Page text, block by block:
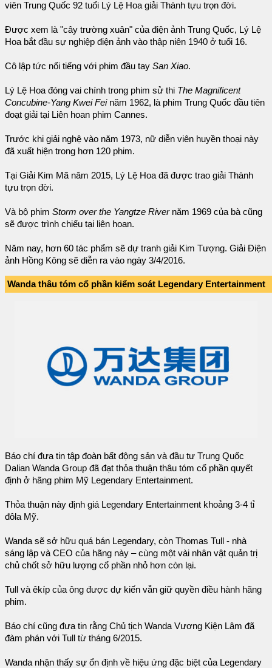
viên Trung Quốc 92 tuổi Lý Lệ Hoa giải Thành tựu trọn đời.
Được xem là "cây trường xuân" của điện ảnh Trung Quốc, Lý Lệ
Hoa bắt đầu sự nghiệp điện ảnh vào thập niên 1940 ở tuổi 16.
Cô lập tức nổi tiếng với phim đầu tay San Xiao.
Lý Lệ Hoa đóng vai chính trong phim sử thi The Magnificent
Concubine-Yang Kwei Feinăm 1962, là phim Trung Quốc đầu tiên
đoạt giải tại Liên hoan phim Cannes.
Trước khi giải nghệ vào năm 1973, nữ diễn viên huyền thoại này
đã xuất hiện trong hơn 120 phim.
Tại Giải Kim Mã năm 2015, Lý Lệ Hoa đã được trao giải Thành
tựu trọn đời.
Và bộ phim Storm over the Yangtze River năm 1969 của bà cũng
sẽ được trình chiếu tại liên hoan.
Năm nay, hơn 60 tác phẩm sẽ dự tranh giải Kim Tượng. Giải Điện
ảnh Hồng Kông sẽ diễn ra vào ngày 3/4/2016.
Wanda thâu tóm cổ phần kiểm soát Legendary Entertainment
Báo chí đưa tin tập đoàn bất động sản và đầu tư Trung Quốc
Dalian Wanda Group đã đạt thỏa thuận thâu tóm cổ phần quyết
định ở hãng phim Mỹ Legendary Entertainment.
Thỏa thuận này định giá Legendary Entertainment khoảng 3-4 tỉ
đôla Mỹ.
Wanda sẽ sở hữu quá bán Legendary, còn Thomas Tull - nhà
sáng lập và CEO của hãng này – cùng một vài nhân vật quản trị
chủ chốt sở hữu lượng cổ phần nhỏ hơn còn lại.
Tull và êkíp của ông được dự kiến vẫn giữ quyền điều hành hãng
phim.
Báo chí cũng đưa tin rằng Chủ tịch Wanda Vương Kiện Lâm đã
đàm phán với Tull từ tháng 6/2015.
Wanda nhận thấy sự ổn định về hiệu ứng đặc biệt của Legendary